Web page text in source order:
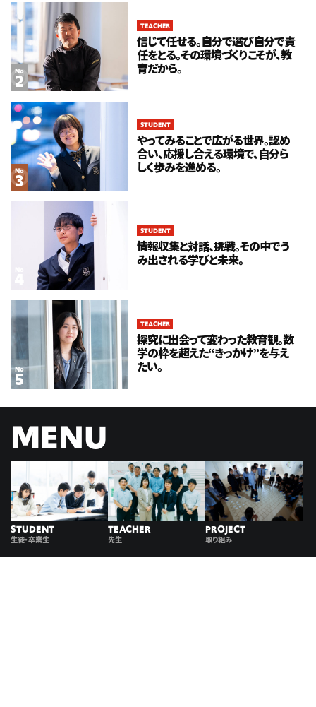
No
TEACHER
信じて任せる。自分で選び自分で責
任をとる。その環境づくりこそが、教
育だから。
No
STUDENT
やってみることで広がる世界。認め
合い、応援し合える環境で、自分ら
しく歩みを進める。
STUDENT
情報収集と対話、挑戦。その中でう
み出される学びと未来。
No
TEACHER
探究に出会って変わった教育観。数
学の枠を超えた“きっかけ”を与え
たい。
No
TEACHER
信じて任せる。自分で選び自分で責
任をとる。その環境づくりこそが、教
育だから。
No
STUDENT
情報収集と対話、挑戦。その中でう
み出される学びと未来。
やってみることで広がる世界。認め
合い、応援し合える環境で、自分ら
しく歩みを進める。
学の枠を超えた“きっかけ”を与え
たい。
MENU
STUDENT
生徒・卒業生
TEACHER
先生
PROJECT
取り組み